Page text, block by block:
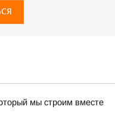
мы строим вместе